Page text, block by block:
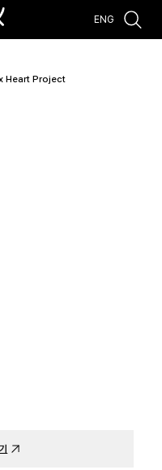
#편의시설
ENG
Heart Project